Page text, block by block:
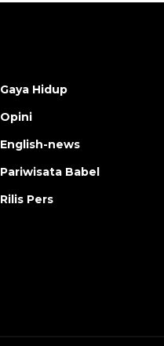
Gaya Hidup
Opini
English-news
Pariwisata Babel
Rilis Pers